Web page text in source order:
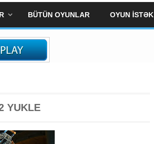
BÜTÜN OYUNLAR OYUN İSTƏK
YUKLE